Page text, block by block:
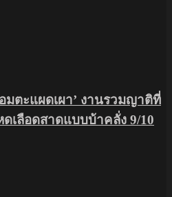
มตะแผดเผา’ งานรวมญาติที่
เลือดสาดแบบบ้าคลั่ง 9/10